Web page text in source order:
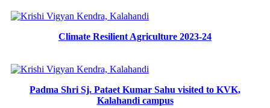
Climate Resilient Agriculture 2023-24
Padma Shri Sj. Pataet Kumar Sahu visited to KVK,
Kalahandi campus